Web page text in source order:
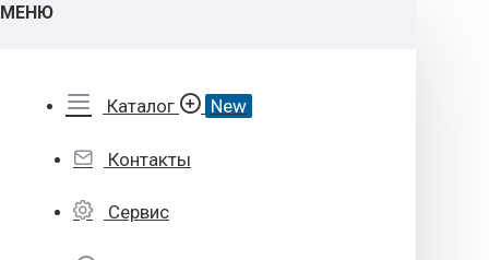
МЕНЮ
Каталог New
Контакты
Сервис